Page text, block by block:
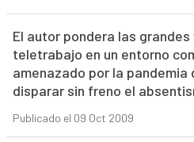
El autor pondera las
teletrabajo en un entorno
amenazado por la pandemia
disparar sin freno el
Publicado el 09 Oct 2009